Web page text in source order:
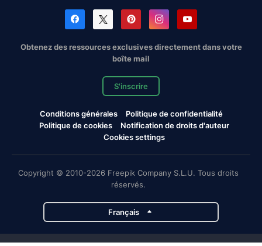
Obtenez des ressources exclusives directement dans votre
boîte mail
S'inscrire
Conditions générales
Politique de confidentialité
Politique de cookies
Notification de droits d'auteur
Cookies settings
Copyright © 2010-2026 Freepik Company S.L.U. Tous droits
réservés.
Français